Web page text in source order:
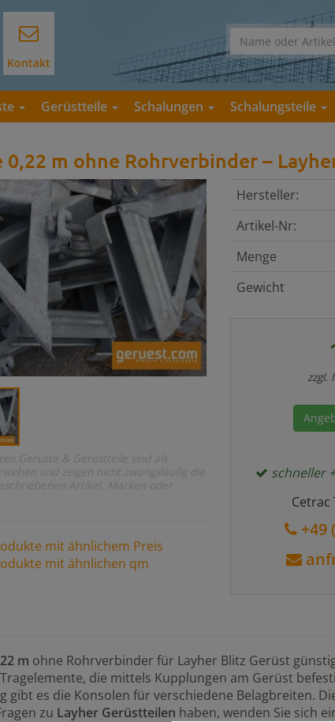
Kontakt
Gerüstteile Schalungen Schalungsteile
0,22 m ohne Rohrverbinder –
Gerüste & Gerüstteile sind als
und zeigen nicht zwangsläufig die
Artikel, Marken oder
mit ähnlichem Preis
mit ähnlichen qm
Hersteller:
Artikel-Nr:
Menge
Gewicht
zzgl.
schneller
Cetrac
+49
m ohne Rohrverbinder für Layher Blitz Gerüst
die mittels Kupplungen am Gerüst
gibt es die Konsolen für verschiedene Belagbreiten.
zu Layher Gerüstteilen haben, wenden Sie sich